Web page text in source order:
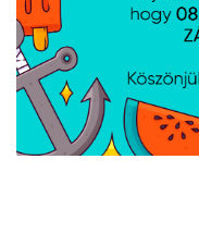
Belső memória
Flash memória
Frissíthető
firmware